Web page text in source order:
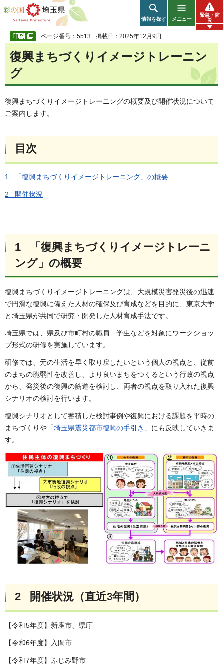
彩の国 埼玉県
情報を探す メニュー
緊急・防
災
ページ番号：5513 掲載日：2025年12月9日
復興まちづくりイメージトレーニン
グ
復興まちづくりイメージトレーニングの概要及び開催状況について
ご案内します。
目次
1 「復興まちづくりイメージトレーニング」の概要
2 開催状況
1 「復興まちづくりイメージトレーニ
ング」の概要
復興まちづくりイメージトレーニングは、大規模災害発災後の迅速
で円滑な復興に備えた人材の確保及び育成などを目的に、東京大学
と埼玉県が共同で研究・開発した人材育成手法です。
埼玉県では、県及び市町村の職員、学生などを対象にワークショッ
プ形式の研修を実施しています。
研修では、元の生活を早く取り戻したいという個人の視点と、従前
のまちの脆弱性を改善し、より良いまちをつくるという行政の視点
から、発災後の復興の筋道を検討し、両者の視点を取り入れた復興
シナリオの検討を行います。
復興シナリオとして蓄積した検討事例や復興における課題を平時の
まちづくりや 「埼玉県震災都市復興の手引き」 にも反映していきま
す。
2 開催状況 （直近3年間）
【令和5年度】新座市、県庁
【令和6年度】入間市
【令和7年度】ふじみ野市